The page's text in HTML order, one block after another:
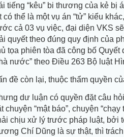
tiếng “kêu” bi thương của kẻ bị
có thể là một vụ án “tử” kiểu
cả 03 vụ việc, đại diện VKS
quyết theo đúng quy định của
tọa phiên tòa đã công bố Quyết
nước” theo Điều 263 Bộ luật
đề còn lại, thuộc thẩm quyền
dư luận có quyền đặt câu
chuyện “mật báo”, chuyện
chịu xử lý trước pháp luật, bởi
Chí Dũng là sự thật, thì